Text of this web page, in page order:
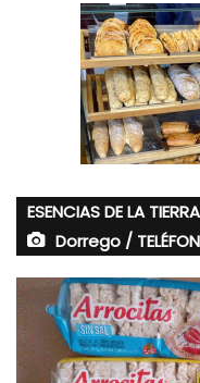
ESENCIAS DE LA
Dorrego /